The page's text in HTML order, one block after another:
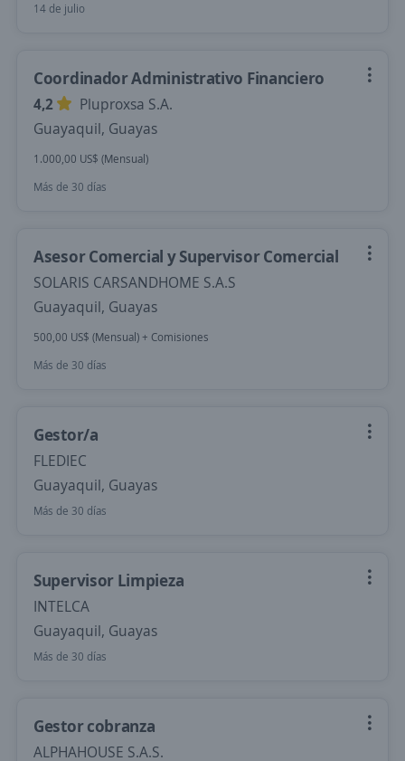
14 de julio
Coordinador Administrativo Financiero
4,2
Pluproxsa S.A.
Guayaquil, Guayas
1.000,00 US$ (Mensual)
Más de 30 días
Asesor Comercial y Supervisor Comercial
SOLARIS CARSANDHOME S.A.S
Guayaquil, Guayas
500,00 US$ (Mensual) + Comisiones
Más de 30 días
Gestor/a
FLEDIEC
Guayaquil, Guayas
Más de 30 días
Supervisor Limpieza
INTELCA
Guayaquil, Guayas
Más de 30 días
Gestor cobranza
ALPHAHOUSE S.A.S.